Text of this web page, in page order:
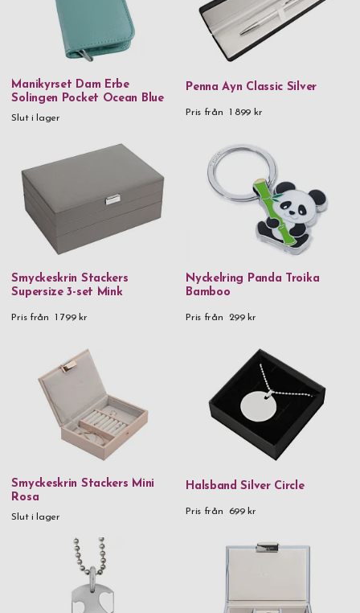
Manikyrset Dam Erbe
Solingen Pocket Ocean Blue
Slut i lager
Penna Ayn Classic Silver
Pris från 1 899 kr
Smyckeskrin Stackers
Supersize 3-set Mink
Pris från 1 799 kr
Nyckelring Panda Troika
Bamboo
Pris från 299 kr
Smyckeskrin Stackers Mini
Rosa
Slut i lager
Halsband Silver Circle
Pris från 699 kr